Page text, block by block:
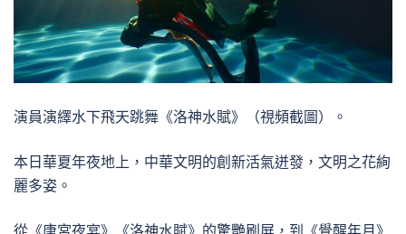
演員演繹水下飛天跳舞《洛神水賦》（視頻截圖）。
本日華夏年夜地上，中華文明的創新活氣迸發，文明之花絢
麗多姿。
從《唐宮夜宴》《洛神水賦》的驚艷刷屏，到《覺醒年月》